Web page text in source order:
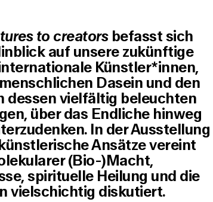
to creatorsbefasst sich
auf unsere zukünftige
Künstler*innen,
Dasein und den
dessen vielfältig beleuchten
über das Endliche hinweg
In der Ausstellung
Ansätze vereint
(Bio-)Macht,
spirituelle Heilung und die
vielschichtig diskutiert.